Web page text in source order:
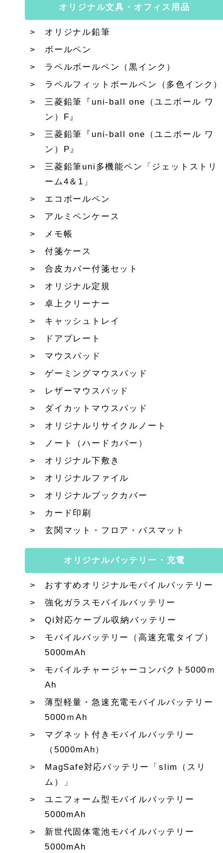
オリジナル文具・オフィス用品
オリジナル鉛筆
ボールペン
ラペルボールペン（黒インク）
ラペルフィットボールペン（多色インク）
三菱鉛筆『uni-ball one（ユニボール ワ
ン）F』
三菱鉛筆『uni-ball one（ユニボール ワ
ン）P』
三菱鉛筆uni多機能ペン「ジェットストリ
ーム4＆1」
エコボールペン
アルミペンケース
メモ帳
付箋ケース
合皮カバー付箋セット
オリジナル定規
卓上クリーナー
キャッシュトレイ
ドアプレート
マウスパッド
ゲーミングマウスパッド
レザーマウスパッド
ダイカットマウスパッド
オリジナルリサイクルノート
ノート（ハードカバー）
オリジナル下敷き
オリジナルファイル
オリジナルブックカバー
カード印刷
玄関マット・フロア・バスマット
オリジナルバッテリー・充電
おすすめオリジナルモバイルバッテリー
強化ガラスモバイルバッテリー
Qi対応ケーブル収納バッテリー
モバイルバッテリー（高速充電タイプ）
5000mAh
モバイルチャージャーコンパクト5000ｍ
Ah
薄型軽量・急速充電モバイルバッテリー
5000ｍAh
マグネット付きモバイルバッテリー
（5000mAh）
MagSafe対応バッテリー「slim（スリ
ム）」
ユニフォーム型モバイルバッテリー
5000mAh
新世代固体電池モバイルバッテリー
5000mAh